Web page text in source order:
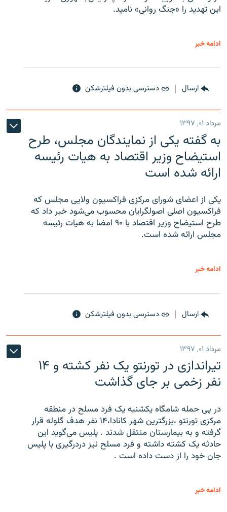
این تهدید را «جنگ روانی» نامید.
ادامه خبر
ارسال دسترسی بدون فیلترشکن
مرداد ۰۱, ۱۳۹۷
به گفته یکی از نمایندگان مجلس، طرح
استیضاح وزیر اقتصاد به هیات رئیسه
ارائه شده است
یکی از اعضای شورای مرکزی فراکسیون ولایی مجلس که
فراکسیون اصلی اصولگرایان محسوب می‌شود خبر داد که
طرح استیضاح وزیر اقتصاد با ۹۰ امضا به هیات رئیسه
مجلس ارائه شده است.
ادامه خبر
ارسال دسترسی بدون فیلترشکن
مرداد ۰۱, ۱۳۹۷
تیراندازی در تورنتو یک نفر کشته و ۱۴
نفر زخمی بر جای گذاشت
در پی حمله شامگاه یکشنبه یک فرد مسلح در منطقه
مرکزی تورنتو ،‌بزرگترین شهر کانادا،۱۴ نفر هدف گلوله قرار
گرفته و به بیمارستان منتقل شدند . پلیس می‌گوید این
حادثه یک کشته داشته و فرد مسلح نیز دردرگیری با پلیس
جان خود را از دست داده است .
ادامه خبر